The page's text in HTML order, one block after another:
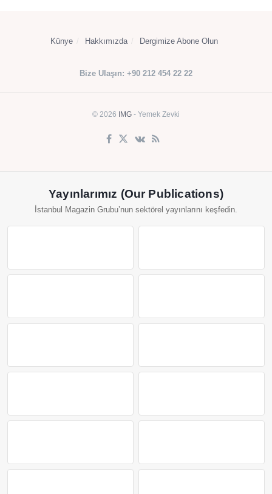
Künye Hakkımızda Dergimize Abone Olun
Bize Ulaşın: +90 212 454 22 22
© 2026 IMG - Yemek Zevki
Yayınlarımız (Our Publications)
İstanbul Magazin Grubu’nun sektörel yayınlarını keşfedin.